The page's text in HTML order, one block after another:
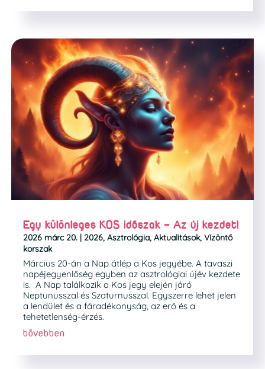
Egy különleges KOS időszak – Az új kezdet!
2026 márc 20. | 2026, Asztrológia, Aktualitások, Vízöntő
korszak
Március 20-án a Nap átlép a Kos jegyébe. A tavaszi
napéjegyenlőség egyben az asztrológiai újév kezdete
is. A Nap találkozik a Kos jegy elején járó
Neptunusszal és Szaturnusszal. Egyszerre lehet jelen
a lendület és a fáradékonyság, az erő és a
tehetetlenség-érzés.
bővebben